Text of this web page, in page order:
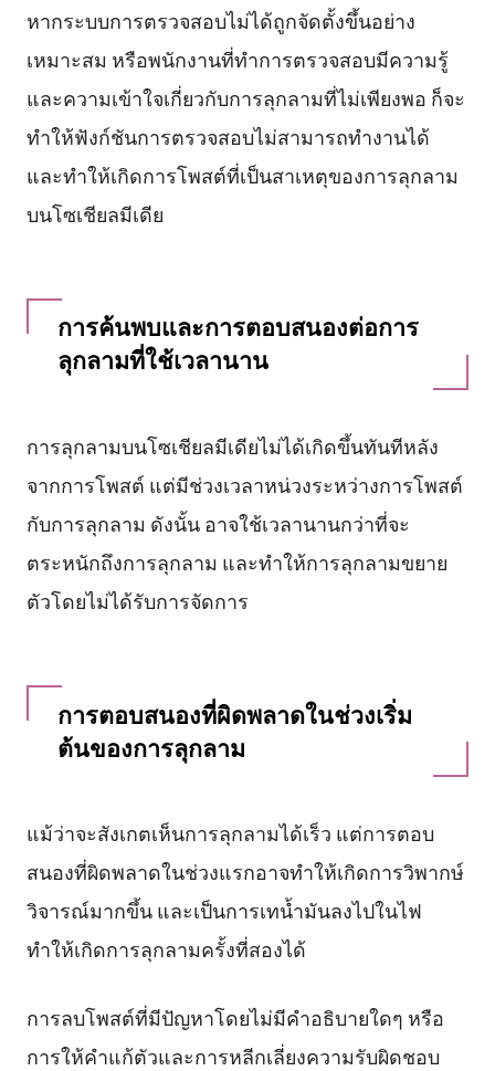
หากระบบการตรวจสอบไม่ได้ถูกจัดตั้งขึ้นอย่าง
เหมาะสม หรือพนักงานที่ทำการตรวจสอบมีความรู้
และความเข้าใจเกี่ยวกับการลุกลามที่ไม่เพียงพอ ก็จะ
ทำให้ฟังก์ชันการตรวจสอบไม่สามารถทำงานได้
และทำให้เกิดการโพสต์ที่เป็นสาเหตุของการลุกลาม
บนโซเชียลมีเดีย
การค้นพบและการตอบสนองต่อการ
ลุกลามที่ใช้เวลานาน
การลุกลามบนโซเชียลมีเดียไม่ได้เกิดขึ้นทันทีหลัง
จากการโพสต์ แต่มีช่วงเวลาหน่วงระหว่างการโพสต์
กับการลุกลาม ดังนั้น อาจใช้เวลานานกว่าที่จะ
ตระหนักถึงการลุกลาม และทำให้การลุกลามขยาย
ตัวโดยไม่ได้รับการจัดการ
การตอบสนองที่ผิดพลาดในช่วงเริ่ม
ต้นของการลุกลาม
แม้ว่าจะสังเกตเห็นการลุกลามได้เร็ว แต่การตอบ
สนองที่ผิดพลาดในช่วงแรกอาจทำให้เกิดการวิพากษ์
วิจารณ์มากขึ้น และเป็นการเทน้ำมันลงไปในไฟ
ทำให้เกิดการลุกลามครั้งที่สองได้
การลบโพสต์ที่มีปัญหาโดยไม่มีคำอธิบายใดๆ หรือ
การให้คำแก้ตัวและการหลีกเลี่ยงความรับผิดชอบ